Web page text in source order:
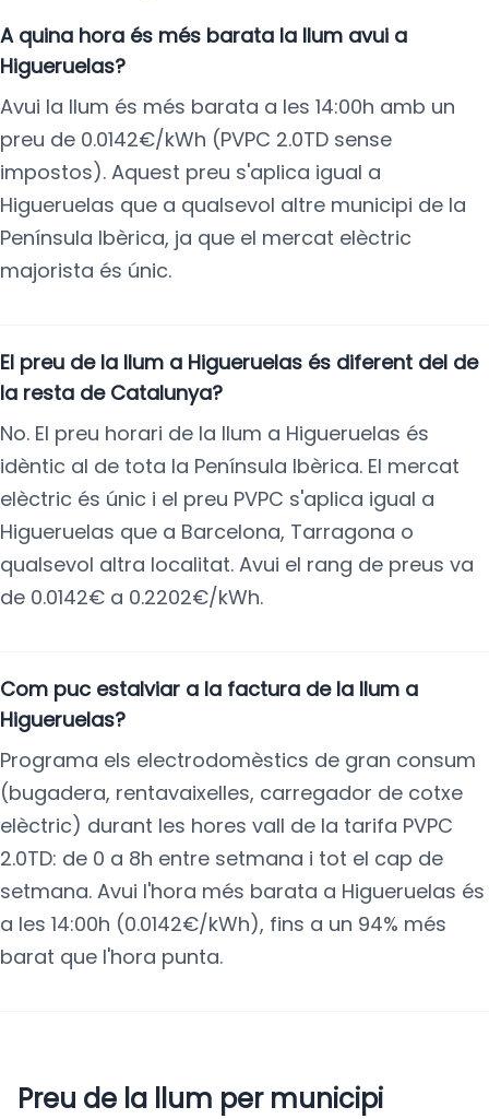
A quina hora és més barata la llum avui a
Higueruelas?
Avui la llum és més barata a les 14:00h amb un
preu de 0.0142€/kWh (PVPC 2.0TD sense
impostos). Aquest preu s'aplica igual a
Higueruelas que a qualsevol altre municipi de la
Península Ibèrica, ja que el mercat elèctric
majorista és únic.
El preu de la llum a Higueruelas és diferent del de
la resta de Catalunya?
No. El preu horari de la llum a Higueruelas és
idèntic al de tota la Península Ibèrica. El mercat
elèctric és únic i el preu PVPC s'aplica igual a
Higueruelas que a Barcelona, Tarragona o
qualsevol altra localitat. Avui el rang de preus va
de 0.0142€ a 0.2202€/kWh.
Com puc estalviar a la factura de la llum a
Higueruelas?
Programa els electrodomèstics de gran consum
(bugadera, rentavaixelles, carregador de cotxe
elèctric) durant les hores vall de la tarifa PVPC
2.0TD: de 0 a 8h entre setmana i tot el cap de
setmana. Avui l'hora més barata a Higueruelas és
a les 14:00h (0.0142€/kWh), fins a un 94% més
barat que l'hora punta.
Preu de la llum per municipi